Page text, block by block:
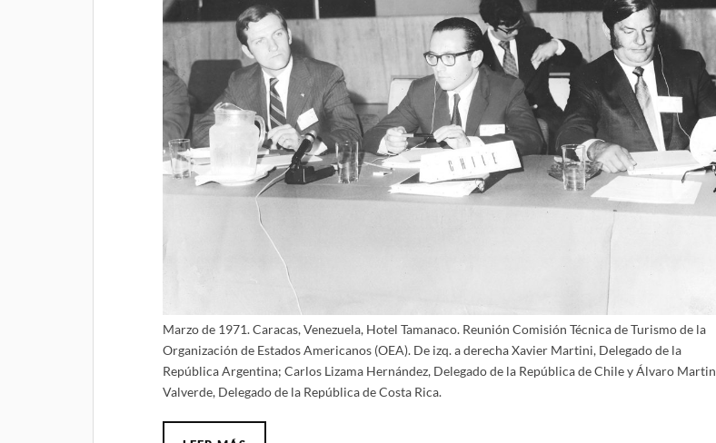
Marzo de 1971. Caracas, Venezuela, Hotel Tamanaco. Reunión Comisión Técnica de Turismo de la
Organización de Estados Americanos (OEA). De izq. a derecha Xavier Martini, Delegado de la
República Argentina; Carlos Lizama Hernández, Delegado de la República de Chile y Álvaro Martin
Valverde, Delegado de la República de Costa Rica.